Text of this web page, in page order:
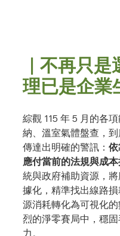
｜不再只
理已是企業
綜觀 115 年 5 月的各
納、溫室氣體盤查，
傳達出明確的警訊：
應付當前的法規與成
統與政府補助資源，
據化，精準找出線路
源消耗轉化為可視化
烈的淨零賽局中，穩
力。